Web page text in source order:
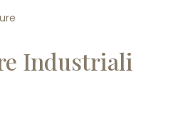
Industriali